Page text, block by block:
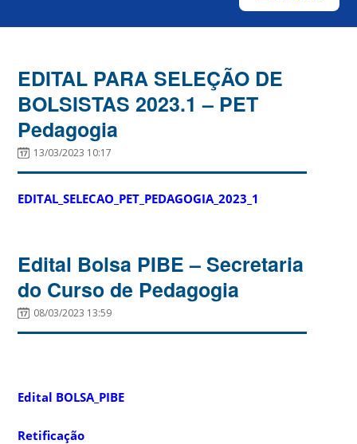
EDITAL PARA SELEÇÃO DE
BOLSISTAS 2023.1 – PET
Pedagogia
13/03/2023 10:17
EDITAL_SELECAO_PET_PEDAGOGIA_2023_1
Edital Bolsa PIBE – Secretaria
do Curso de Pedagogia
08/03/2023 13:59
Edital BOLSA_PIBE
Retificação